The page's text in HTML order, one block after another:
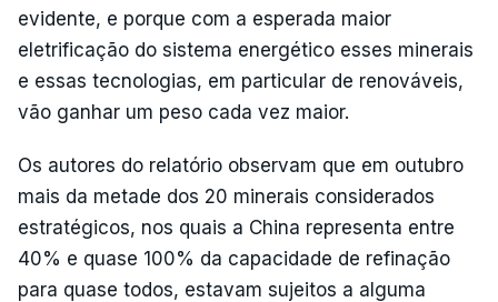
evidente, e porque com a esperada maior
eletrificação do sistema energético esses minerais
e essas tecnologias, em particular de renováveis,
vão ganhar um peso cada vez maior.
Os autores do relatório observam que em outubro
mais da metade dos 20 minerais considerados
estratégicos, nos quais a China representa entre
40% e quase 100% da capacidade de refinação
para quase todos, estavam sujeitos a alguma